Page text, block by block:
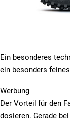
Ein besonderes
ein besonders
Werbung
Der Vorteil für den
dosieren. Gerade